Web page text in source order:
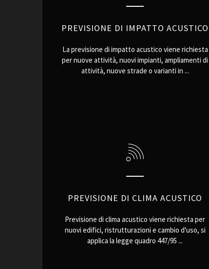
PREVISIONE DI IMPATTO ACUSTICO
La previsione di impatto acustico viene richiesta
per nuove attività, nuovi impianti, ampliamenti di
attività, nuove strade o varianti in ...
PREVISIONE DI CLIMA ACUSTICO
Previsione di clima acustico viene richiesta per
nuovi edifici, ristrutturazioni e cambio d'uso, si
applica la legge quadro 447/95 ...